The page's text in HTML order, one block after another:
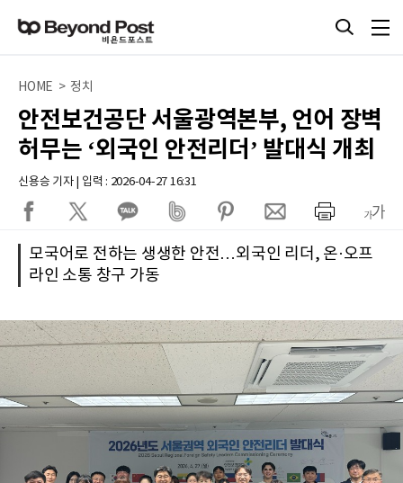
HOME > 정치
안전보건공단 서울광역본부, 언어 장벽
허무는 ‘외국인 안전리더’ 발대식 개최
신용승 기자 | 입력 : 2026-04-27 16:31
모국어로 전하는 생생한 안전…외국인 리더, 온·오프
라인 소통 창구 가동